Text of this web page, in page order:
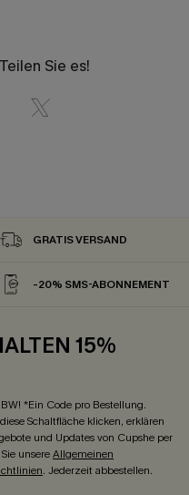
Sie es!
GRATIS VERSAND
-20% SMS-ABONNEMENT
15%
*Ein Code pro Bestellung.
Schaltfläche klicken, erklären
und Updates von Cupshe per
unsereAllgemeinen
. Jederzeit abbestellen.